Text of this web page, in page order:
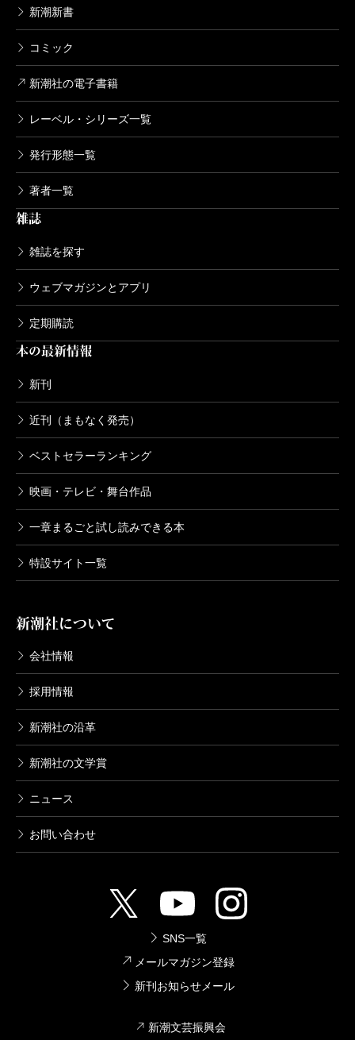
新潮新書
コミック
新潮社の電子書籍
レーベル・シリーズ一覧
発行形態一覧
著者一覧
雑誌
雑誌を探す
ウェブマガジンとアプリ
定期購読
本の最新情報
新刊
近刊（まもなく発売）
ベストセラーランキング
映画・テレビ・舞台作品
一章まるごと試し読みできる本
特設サイト一覧
新潮社について
会社情報
採用情報
新潮社の沿革
新潮社の文学賞
ニュース
お問い合わせ
SNS一覧
メールマガジン登録
新刊お知らせメール
新潮文芸振興会